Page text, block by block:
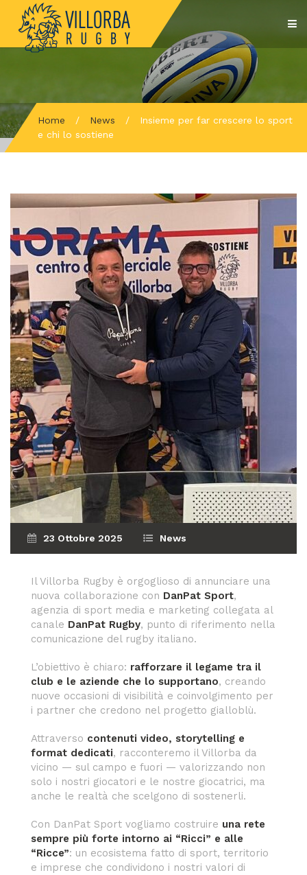
Home / News /
Insieme per far crescere lo sport
e chi lo sostiene
23 Ottobre 2025 News
Il Villorba Rugby è orgoglioso di annunciare una
nuova collaborazione con DanPat Sport,
agenzia di sport media e marketing collegata al
canale DanPat Rugby, punto di riferimento nella
comunicazione del rugby italiano.
L’obiettivo è chiaro: rafforzare il legame tra il
club e le aziende che lo supportano, creando
nuove occasioni di visibilità e coinvolgimento per
i partner che credono nel progetto gialloblù.
Attraverso contenuti video, storytelling e
format dedicati, racconteremo il Villorba da
vicino — sul campo e fuori — valorizzando non
solo i nostri giocatori e le nostre giocatrici, ma
anche le realtà che scelgono di sostenerli.
Con DanPat Sport vogliamo costruire una rete
sempre più forte intorno ai “Ricci” e alle
“Ricce”: un ecosistema fatto di sport, territorio
e imprese che condividono i nostri valori di